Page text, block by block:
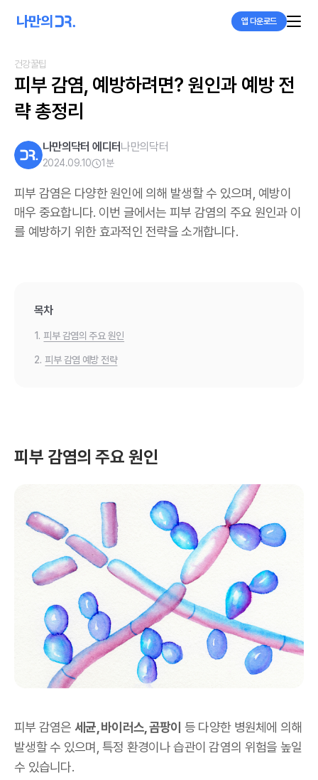
앱 다운로드
건강꿀팁
피부 감염, 예방하려면? 원인과 예방 전
략 총정리
나만의닥터 에디터나만의닥터
2024.09.10 1 분
피부 감염은 다양한 원인에 의해 발생할 수 있으며, 예방이
매우 중요합니다. 이번 글에서는 피부 감염의 주요 원인과 이
를 예방하기 위한 효과적인 전략을 소개합니다.
목차
1. 피부 감염의 주요 원인
2. 피부 감염 예방 전략
피부 감염의 주요 원인
피부 감염은 세균, 바이러스, 곰팡이 등 다양한 병원체에 의해
발생할 수 있으며, 특정 환경이나 습관이 감염의 위험을 높일
수 있습니다.